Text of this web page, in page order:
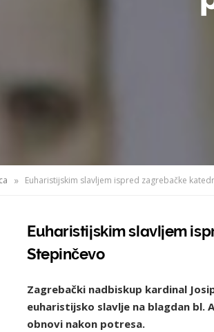
» Euharistijskim slavljem ispred zagrebačke
Euharistijskim slavljem
Stepinčevo
Zagrebački nadbiskup kardinal
euharistijsko slavlje na blagdan bl.
obnovi nakon potresa.